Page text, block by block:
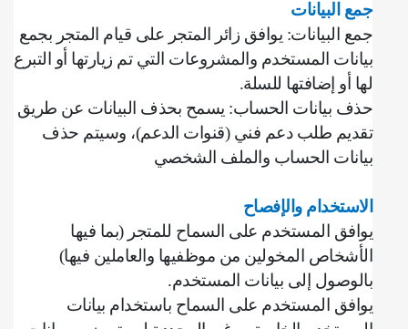
جمع البيانات
جمع البيانات: يوافق زائر المتجر على قيام المتجر بجمع
بيانات المستخدم والمشروعات التي تم زيارتها أو التبرع
لها أو إضافتها للسلة.
حذف بيانات الحساب: يسمح بحذف البيانات عن طريق
تقديم طلب دعم فني (قنوات الدعم)، وسيتم حذف
بيانات الحساب والملف الشخصي
الاستخدام والإفصاح
يوافق المستخدم على السماح للمتجر (بما فيها
الأشخاص المخولين من موظفيها والعاملين فيها)
بالوصول إلى بيانات المستخدم.
يوافق المستخدم على السماح باستخدام بيانات